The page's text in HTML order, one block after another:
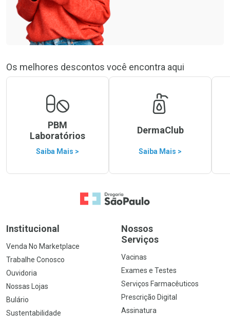
Os melhores descontos você encontra aqui
PBM
Laboratórios
Saiba Mais >
DermaClub
Saiba Mais >
Ir para a Home
Institucional
Venda No Marketplace
Trabalhe Conosco
Ouvidoria
Nossas Lojas
Bulário
Sustentabilidade
Nossos
Serviços
Vacinas
Exames e Testes
Serviços Farmacêuticos
Prescrição Digital
Assinatura